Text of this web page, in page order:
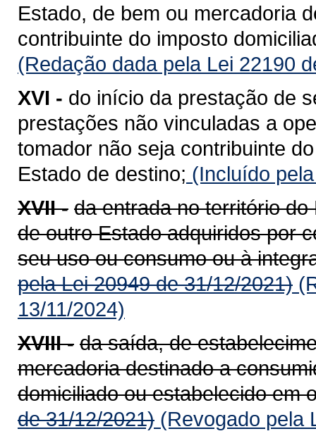
Estado, de bem ou mercadoria
contribuinte do imposto
(Redação dada pela Lei 22190
XVI - do início da prestação de
prestações não vinculadas a
tomador não seja contribuinte
Estado de destino; (Incluído
XVII - da entrada no território
de outro Estado adquiridos por
seu uso ou consumo ou à
pela Lei 20949 de 31/12/2021)
13/11/2024)
XVIII - da saída, de
mercadoria destinado a
domiciliado ou estabelecido em
de 31/12/2021) (Revogado pela